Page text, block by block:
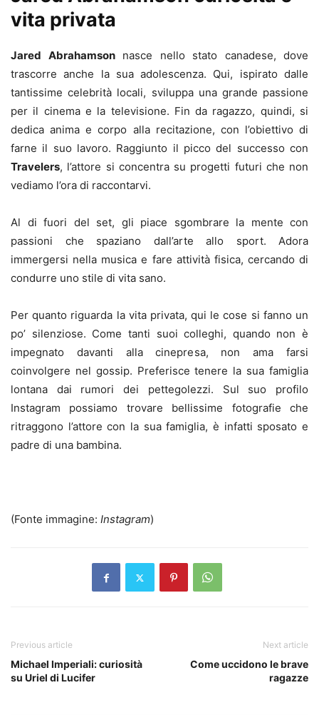
vita privata
Jared Abrahamsonnasce nello stato canadese, dove
trascorre anche la sua adolescenza. Qui, ispirato dalle
tantissime celebrità locali, sviluppa una grande passione
per il cinema e la televisione. Fin da ragazzo, quindi, si
dedica anima e corpo alla recitazione, con l’obiettivo di
farne il suo lavoro. Raggiunto il picco del successo con
Travelers, l’attore si concentra su progetti futuri che non
vediamo l’ora di raccontarvi.
Al di fuori del set, gli piace sgombrare la mente con
passioni che spaziano dall’arte allo sport. Adora
immergersi nella musica e fare attività fisica, cercando di
condurre uno stile di vita sano.
Per quanto riguarda la vita privata, qui le cose si fanno un
po’ silenziose. Come tanti suoi colleghi, quando non è
impegnato davanti alla cinepresa, non ama farsi
coinvolgere nel gossip. Preferisce tenere la sua famiglia
lontana dai rumori dei pettegolezzi. Sul suo profilo
Instagram possiamo trovare bellissime fotografie che
ritraggono l’attore con la sua famiglia, è infatti sposato e
padre di una bambina.
(Fonte immagine: Instagram)
Previous article
Michael Imperiali: curiosità
su Uriel di Lucifer
Next article
Come uccidono le brave
ragazze